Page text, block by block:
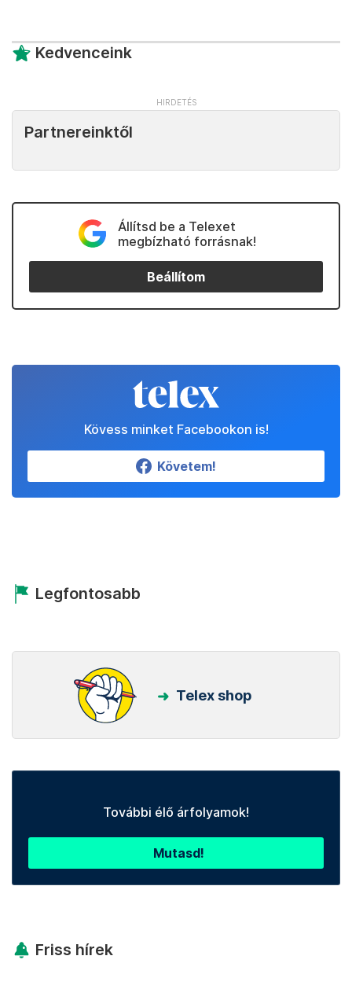
Kedvenceink
Partnereinktől
Állítsd be a Telexet
megbízható forrásnak!
Beállítom
Kövess minket Facebookon is!
Követem!
Legfontosabb
Telex shop
További élő árfolyamok!
Mutasd!
Friss hírek